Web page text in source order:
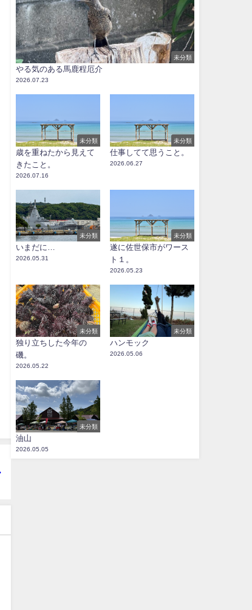
未分類
やる気のある馬鹿程厄介
2026.07.23
未分類
歳を重ねたから見えて
きたこと。
2026.07.16
未分類
仕事してて思うこと。
2026.06.27
未分類
いまだに…
2026.05.31
未分類
遂に佐世保市がワース
ト１。
2026.05.23
未分類
独り立ちした今年の
磯。
2026.05.22
未分類
ハンモック
2026.05.06
未分類
油山
2026.05.05